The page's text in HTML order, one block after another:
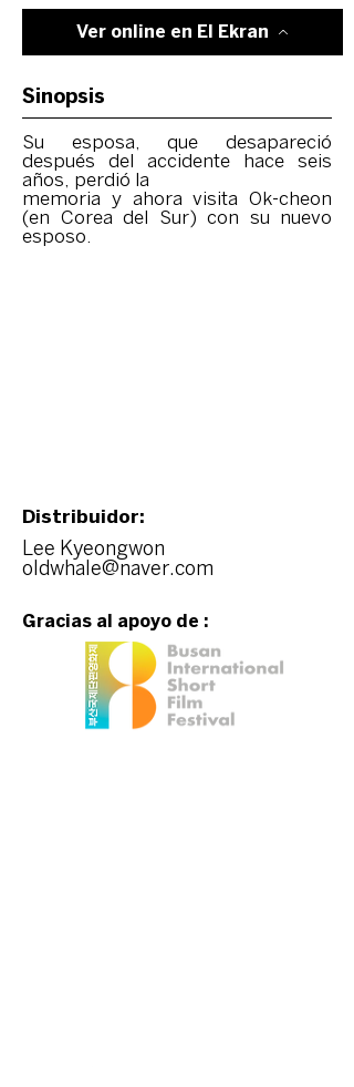
Ver online en El Ekran
Sinopsis
Su esposa, que desapareció
después del accidente hace seis
años, perdió la
memoria y ahora visita Ok-cheon
(en Corea del Sur) con su nuevo
esposo.
Distribuidor:
Lee Kyeongwon
oldwhale@naver.com
Gracias al apoyo de :